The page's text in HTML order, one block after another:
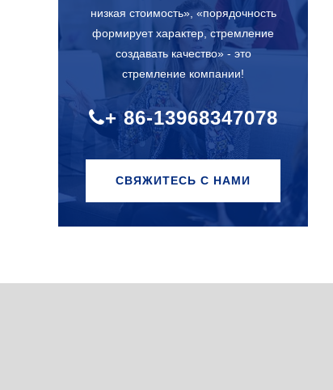
низкая стоимость», «порядочность
формирует характер, стремление
создавать качество» - это
стремление компании!
+ 86-13968347078
СВЯЖИТЕСЬ С НАМИ